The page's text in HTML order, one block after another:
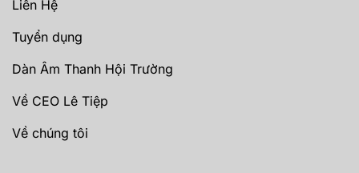
Liên Hệ
Tuyển dụng
Dàn Âm Thanh Hội Trường
Về CEO Lê Tiệp
Về chúng tôi